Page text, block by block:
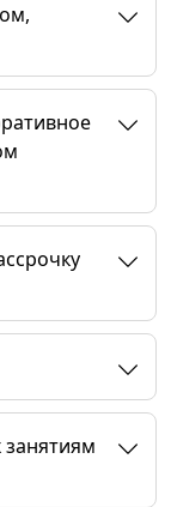
занятиям